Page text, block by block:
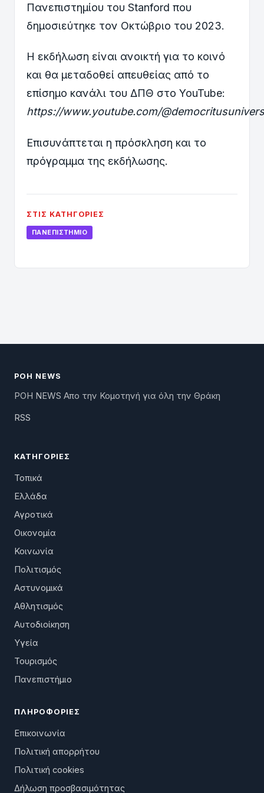
Πανεπιστημίου του Stanford που
δημοσιεύτηκε τον Οκτώβριο του 2023.
Η εκδήλωση είναι ανοικτή για το κοινό
και θα μεταδοθεί απευθείας από το
επίσημο κανάλι του ΔΠΘ στο YouTube:
https://www.youtube.com/
Επισυνάπτεται η πρόσκληση και το
πρόγραμμα της εκδήλωσης.
ΣΤΙΣ ΚΑΤΗΓΟΡΊΕΣ
ΠΑΝΕΠΙΣΤΉΜΙΟ
ΡΟΗ NEWS
ΡΟΗ NEWS Απο την Κομοτηνή για όλη την Θράκη
RSS
ΚΑΤΗΓΟΡΊΕΣ
Τοπικά
Ελλάδα
Αγροτικά
Οικονομία
Κοινωνία
Πολιτισμός
Αστυνομικά
Αθλητισμός
Αυτοδιοίκηση
Υγεία
Τουρισμός
Πανεπιστήμιο
ΠΛΗΡΟΦΟΡΊΕΣ
Επικοινωνία
Πολιτική απορρήτου
Πολιτική cookies
Δήλωση προσβασιμότητας